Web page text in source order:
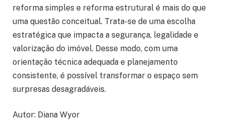
reforma simples e reforma estrutural é mais do que
uma questão conceitual. Trata-se de uma escolha
estratégica que impacta a segurança, legalidade e
valorização do imóvel. Desse modo, com uma
orientação técnica adequada e planejamento
consistente, é possível transformar o espaço sem
surpresas desagradáveis.
Autor: Diana Wyor